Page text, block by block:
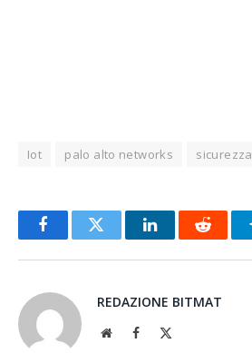
Iot palo alto networks sicurezza
FacebookTwitter LinkedInReddit
REDAZIONE BITMAT
WebsiteFacebook